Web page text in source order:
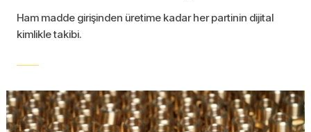
Ham madde girişinden üretime kadar her partinin dijital
kimlikle takibi.